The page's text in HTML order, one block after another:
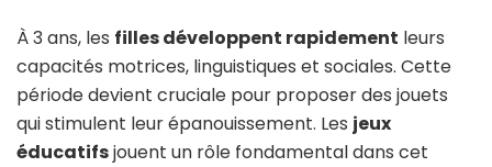
À 3 ans, les filles développent rapidement leurs
capacités motrices, linguistiques et sociales. Cette
période devient cruciale pour proposer des jouets
qui stimulent leur épanouissement. Les jeux
éducatifsjouent un rôle fondamental dans cet